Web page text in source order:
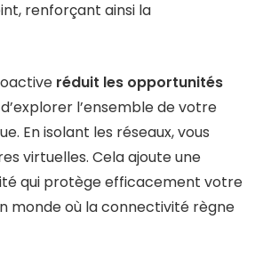
renforçant ainsi la
réduit les opportunités
d’explorer l’ensemble de votre
En isolant les réseaux, vous
virtuelles. Cela ajoute une
qui protège efficacement votre
monde où la connectivité règne